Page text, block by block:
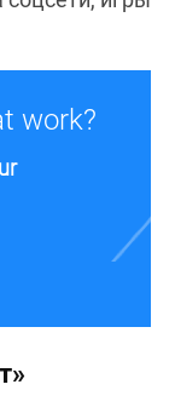
work?